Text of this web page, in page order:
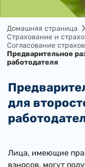
Домашняя страница
Cтрахование и
Согласование
Предварительное
работодателя
Предварительное разрешение
для
​Лица, имеющие
взносов, могут